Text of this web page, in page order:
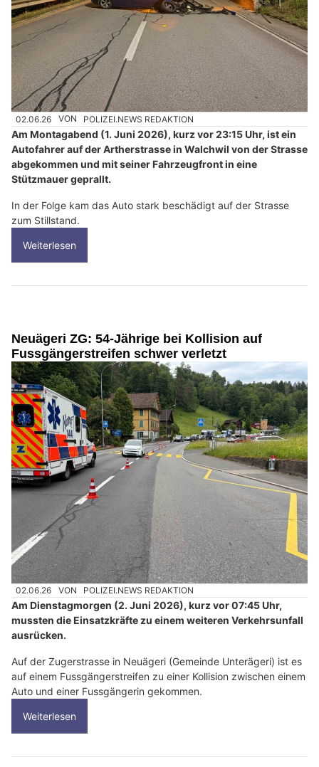
02.06.26 VON POLIZEI.NEWS REDAKTION
Am Montagabend (1. Juni 2026), kurz vor 23:15 Uhr, ist ein
Autofahrer auf der Artherstrasse in Walchwil von der Strasse
abgekommen und mit seiner Fahrzeugfront in eine
Stützmauer geprallt.
In der Folge kam das Auto stark beschädigt auf der Strasse
zum Stillstand.
Weiterlesen
Neuägeri ZG: 54-Jährige bei Kollision auf
Fussgängerstreifen schwer verletzt
02.06.26 VON POLIZEI.NEWS REDAKTION
Am Dienstagmorgen (2. Juni 2026), kurz vor 07:45 Uhr,
mussten die Einsatzkräfte zu einem weiteren Verkehrsunfall
ausrücken.
Auf der Zugerstrasse in Neuägeri (Gemeinde Unterägeri) ist es
auf einem Fussgängerstreifen zu einer Kollision zwischen einem
Auto und einer Fussgängerin gekommen.
Weiterlesen